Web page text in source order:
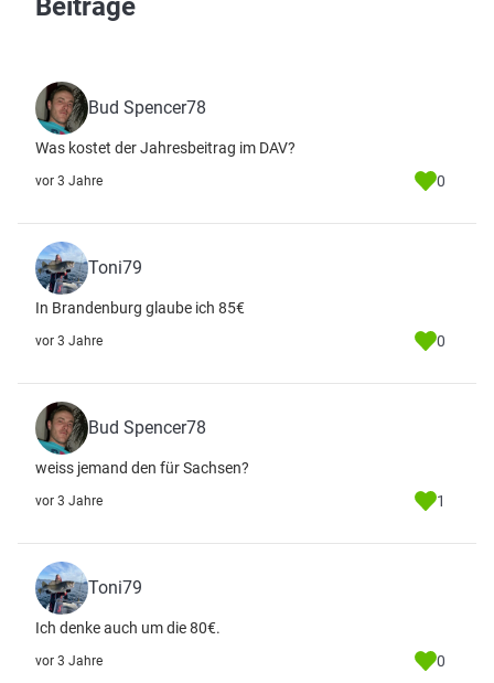
Beiträge
Bud Spencer78
Was kostet der Jahresbeitrag im DAV?
vor 3 Jahre 0
Toni79
In Brandenburg glaube ich 85€
vor 3 Jahre 0
Bud Spencer78
weiss jemand den für Sachsen?
vor 3 Jahre 1
Toni79
Ich denke auch um die 80€.
vor 3 Jahre 0